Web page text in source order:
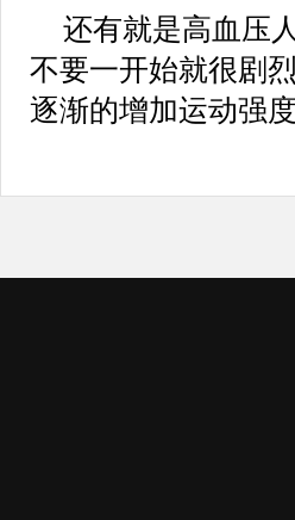
还有就是高血压
不要一开始就很剧
逐渐的增加运动强度